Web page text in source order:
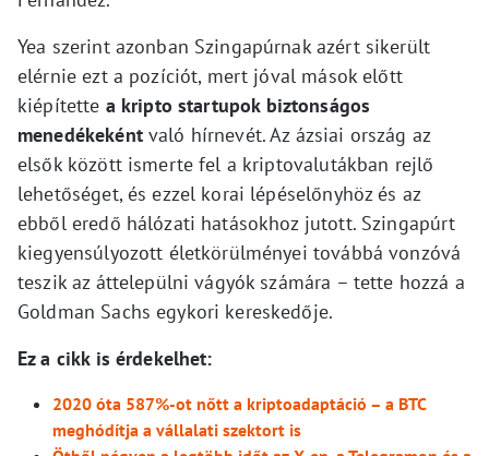
Yea szerint azonban Szingapúrnak azért sikerült
elérnie ezt a pozíciót, mert jóval mások előtt
kiépítette a kripto startupok biztonságos
menedékekéntvaló hírnevét. Az ázsiai ország az
elsők között ismerte fel a kriptovalutákban rejlő
lehetőséget, és ezzel korai lépéselőnyhöz és az
ebből eredő hálózati hatásokhoz jutott. Szingapúrt
kiegyensúlyozott életkörülményei továbbá vonzóvá
teszik az áttelepülni vágyók számára – tette hozzá a
Goldman Sachs egykori kereskedője.
Ez a cikk is érdekelhet:
2020 óta 587%-ot nőtt a kriptoadaptáció – a BTC
meghódítja a vállalati szektort is